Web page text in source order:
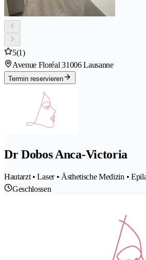
5(1)
Avenue Floréal 31006 Lausanne
Termin reservieren
Dr Dobos Anca-Victoria
Hautarzt • Laser • Ästhetische Medizin •
Geschlossen